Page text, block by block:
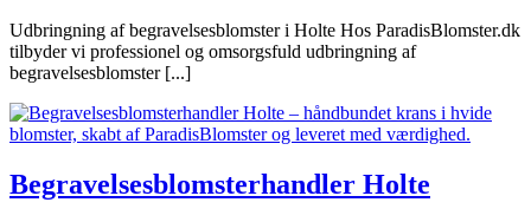
Udbringning af begravelsesblomster i Holte Hos ParadisBlomster.dk
tilbyder vi professionel og omsorgsfuld udbringning af
begravelsesblomster [...]
Begravelsesblomsterhandler Holte